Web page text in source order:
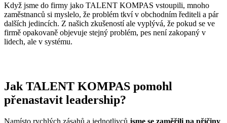
Když jsme do firmy jako TALENT KOMPAS vstoupili, mnoho
zaměstnanců si myslelo, že problém tkví v obchodním řediteli a pár
dalších jedincích. Z našich zkušeností ale vyplývá, že pokud se ve
firmě opakovaně objevuje stejný problém, pes není zakopaný v
lidech, ale v systému.
Jak TALENT KOMPAS pomohl
přenastavit leadership?
Namísto rychlých zásahů a jednotlivců jsme se zaměřili na příčiny